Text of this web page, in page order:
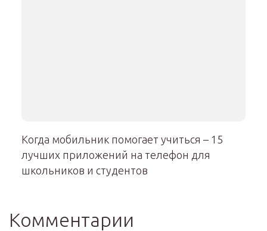
Когда мобильник помогает учиться – 15
лучших приложений на телефон для
школьников и студентов
Комментарии